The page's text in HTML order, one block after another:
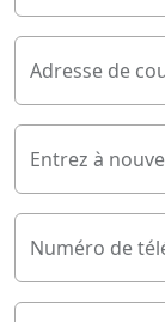
Adresse de
Entrez à
Numéro de